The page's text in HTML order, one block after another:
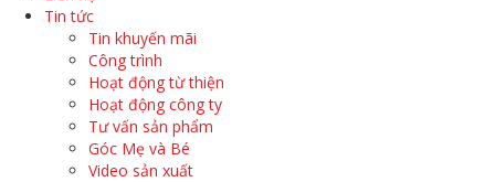
Tin tức
Tin khuyến mãi
Công trình
Hoạt động từ thiện
Hoạt động công ty
Tư vấn sản phẩm
Góc Mẹ và Bé
Video sản xuất